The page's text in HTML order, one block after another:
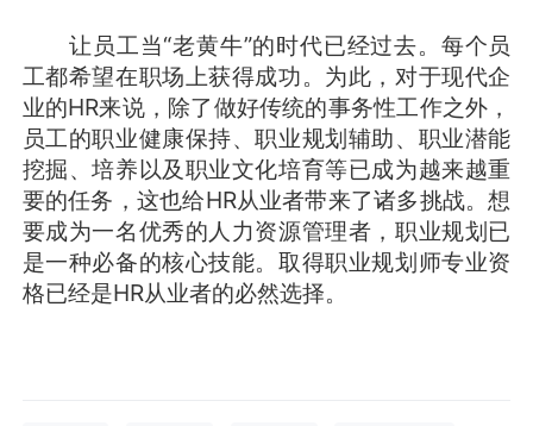
让员工当“老黄牛”的时代已经过去。每个员
工都希望在职场上获得成功。为此，对于现代企
业的HR来说，除了做好传统的事务性工作之外，
员工的职业健康保持、职业规划辅助、职业潜能
挖掘、培养以及职业文化培育等已成为越来越重
要的任务，这也给HR从业者带来了诸多挑战。想
要成为一名优秀的人力资源管理者，职业规划已
是一种必备的核心技能。取得职业规划师专业资
格已经是HR从业者的必然选择。